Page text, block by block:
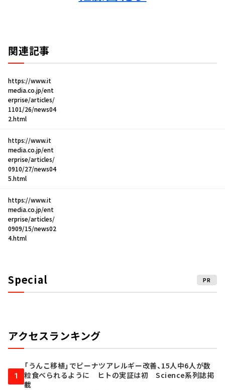
関連記事
https://www.it
media.co.jp/ent
erprise/articles/
1101/26/news04
2.html
https://www.it
media.co.jp/ent
erprise/articles/
0910/27/news04
5.html
https://www.it
media.co.jp/ent
erprise/articles/
0909/15/news02
4.html
Special PR
アクセスランキング
1
「うんこ移植」でピーナツアレルギー改善、15人中6人が数
粒食べられるように ヒトの実証は初 Science系列誌掲
載